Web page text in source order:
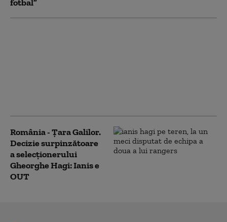
fotbal”
România - Țara Galilor.
Decizie surpinzătoare
a selecționerului
Gheorghe Hagi: Ianis e
OUT